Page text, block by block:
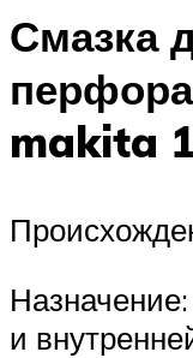
Смазка
makita
и